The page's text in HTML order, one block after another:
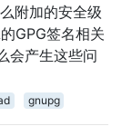
附加的安全级
GPG签名相关
会产生这些问
gnupg